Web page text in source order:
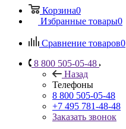
Корзина0
Избранные товары0
Сравнение товаров0
8 800 505-05-48
Назад
Телефоны
8 800 505-05-48
+7 495 781-48-48
Заказать звонок